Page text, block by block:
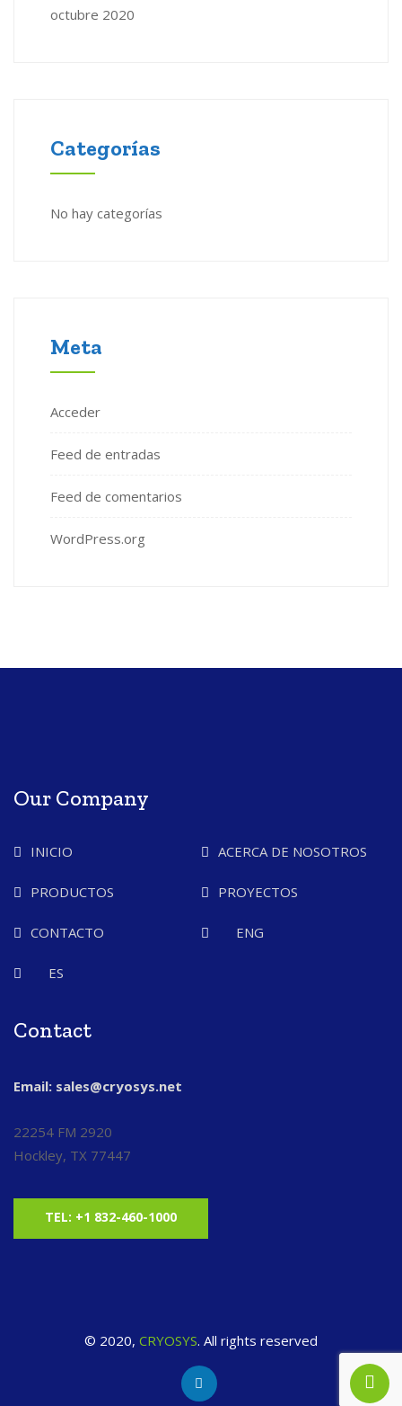
octubre 2020
Categorías
No hay categorías
Meta
Acceder
Feed de entradas
Feed de comentarios
WordPress.org
Our Company
INICIO ACERCA DE NOSOTROS
PRODUCTOS PROYECTOS
CONTACTO ENG
ES
Contact
Email: sales@cryosys.net
22254 FM 2920
Hockley, TX 77447
TEL: +1 832-460-1000
© 2020, CRYOSYS. All rights reserved